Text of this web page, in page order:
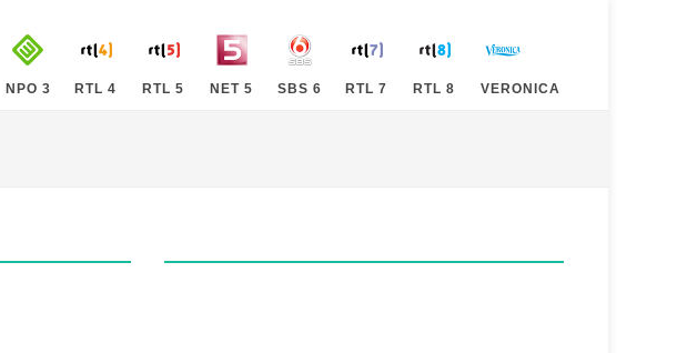
NPO 3 RTL 4 RTL 5 NET 5 SBS 6 RTL 7 RTL 8 VERONICA